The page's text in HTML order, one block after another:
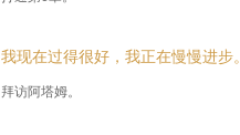
我现在过得很好，我正在慢慢进步。
拜访阿塔姆。